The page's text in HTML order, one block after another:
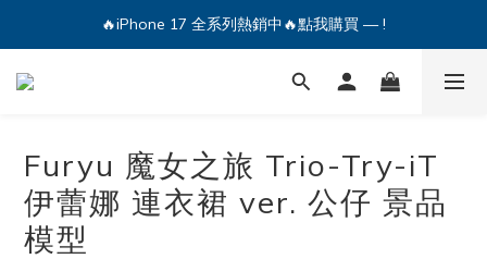
🔥iPhone 17 全系列熱銷中🔥點我購買 — !
🔥iPhone 17 全系列熱銷中🔥點我購買 — !
💕加入Q哥 Line 新好友領優惠券！🎫
Furyu 魔女之旅 Trio-Try-iT
伊蕾娜 連衣裙 ver. 公仔 景品
模型